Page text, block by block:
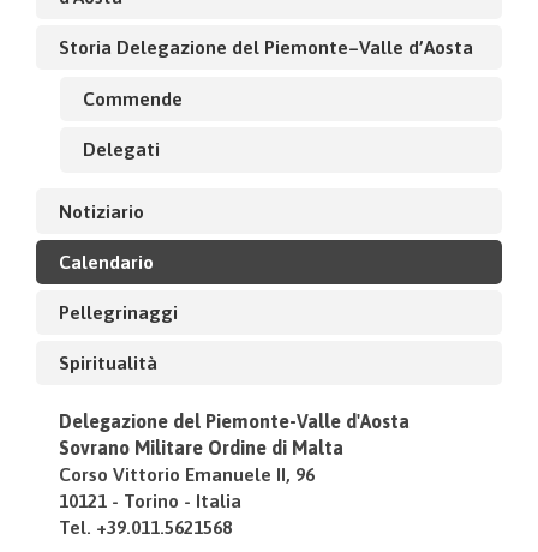
Storia Delegazione del Piemonte–Valle d’Aosta
Commende
Delegati
Notiziario
Calendario
Pellegrinaggi
Spiritualità
Delegazione del Piemonte-Valle d'Aosta
Sovrano Militare Ordine di Malta
Corso Vittorio Emanuele II, 96
10121 - Torino - Italia
Tel. +39.011.5621568